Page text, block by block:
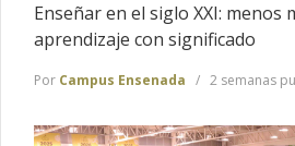
Enseñar en el siglo XXI: menos
aprendizaje con significado
Por Campus Ensenada 2 semanas